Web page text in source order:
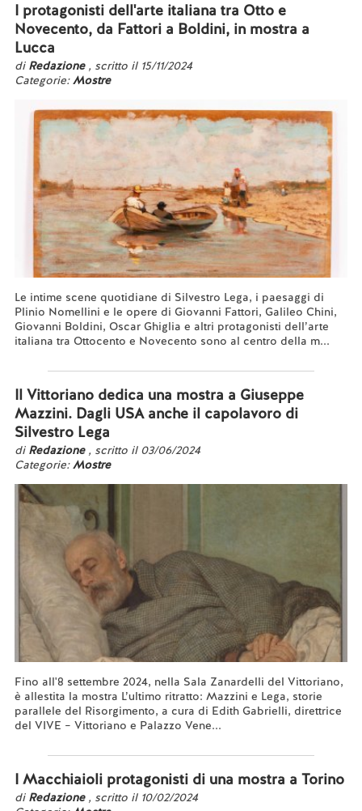
I protagonisti dell'arte italiana tra Otto e
Novecento, da Fattori a Boldini, in mostra a
Lucca
di Redazione , scritto il 15/11/2024
Categorie:Mostre
Le intime scene quotidiane di Silvestro Lega, i paesaggi di
Plinio Nomellini e le opere di Giovanni Fattori, Galileo Chini,
Giovanni Boldini, Oscar Ghiglia e altri protagonisti dell’arte
italiana tra Ottocento e Novecento sono al centro della m...
Il Vittoriano dedica una mostra a Giuseppe
Mazzini. Dagli USA anche il capolavoro di
Silvestro Lega
di Redazione , scritto il 03/06/2024
Categorie:Mostre
Fino all'8 settembre 2024, nella Sala Zanardelli del Vittoriano,
è allestita la mostra L’ultimo ritratto: Mazzini e Lega, storie
parallele del Risorgimento, a cura di Edith Gabrielli, direttrice
del VIVE – Vittoriano e Palazzo Vene...
I Macchiaioli protagonisti di una mostra a Torino
di Redazione , scritto il 10/02/2024